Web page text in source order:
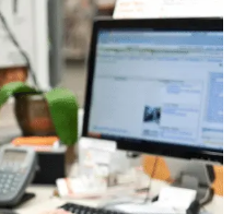
come ottenerla
ASACOM, Segretario Coord.,